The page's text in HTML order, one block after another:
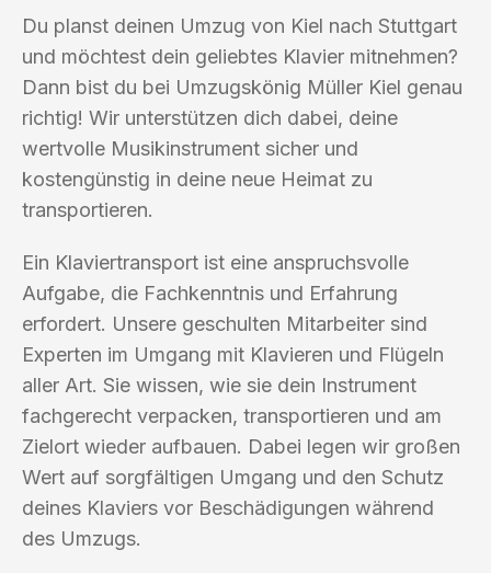
Du planst deinen Umzug von Kiel nach Stuttgart
und möchtest dein geliebtes Klavier mitnehmen?
Dann bist du bei Umzugskönig Müller Kiel genau
richtig! Wir unterstützen dich dabei, deine
wertvolle Musikinstrument sicher und
kostengünstig in deine neue Heimat zu
transportieren.
Ein Klaviertransport ist eine anspruchsvolle
Aufgabe, die Fachkenntnis und Erfahrung
erfordert. Unsere geschulten Mitarbeiter sind
Experten im Umgang mit Klavieren und Flügeln
aller Art. Sie wissen, wie sie dein Instrument
fachgerecht verpacken, transportieren und am
Zielort wieder aufbauen. Dabei legen wir großen
Wert auf sorgfältigen Umgang und den Schutz
deines Klaviers vor Beschädigungen während
des Umzugs.